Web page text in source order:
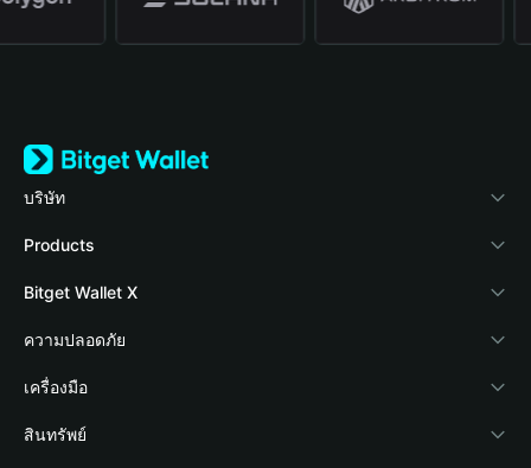
บริษัท
เกี่ยวกับ Bitget Wallet
Blog
Academy
ข่าวสารด้านคริปโต
ศูนย์ช่วยเหลือ
Products
Crypto Card
Stablecoin Earn
Payfi Crypto
Crypto Swap API
Bitget Wallet X
นักพัฒนา
เชื่อมต่อ Wallet
Bitget Wallet Pay
ความปลอดภัย
Protection Fund
เทคโนโลยีความปลอดภัย
เครื่องมือ
ซื้อคริปโต
สินทรัพย์